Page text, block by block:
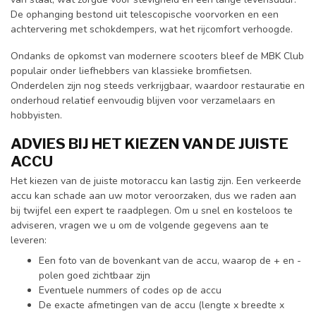
De ophanging bestond uit telescopische voorvorken en een
achtervering met schokdempers, wat het rijcomfort verhoogde.
Ondanks de opkomst van modernere scooters bleef de MBK Club
populair onder liefhebbers van klassieke bromfietsen.
Onderdelen zijn nog steeds verkrijgbaar, waardoor restauratie en
onderhoud relatief eenvoudig blijven voor verzamelaars en
hobbyisten.
ADVIES BIJ HET KIEZEN VAN DE JUISTE
ACCU
Het kiezen van de juiste motoraccu kan lastig zijn. Een verkeerde
accu kan schade aan uw motor veroorzaken, dus we raden aan
bij twijfel een expert te raadplegen. Om u snel en kosteloos te
adviseren, vragen we u om de volgende gegevens aan te
leveren:
Een foto van de bovenkant van de accu, waarop de + en -
polen goed zichtbaar zijn
Eventuele nummers of codes op de accu
De exacte afmetingen van de accu (lengte x breedte x